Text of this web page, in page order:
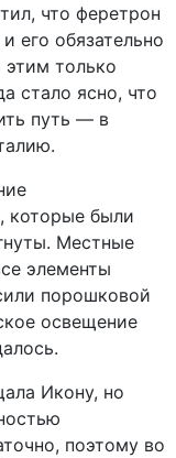
что феретрон
его обязательно
этим только
стало ясно, что
путь — в
которые были
Местные
элементы
порошковой
освещение
Икону, но
поэтому во